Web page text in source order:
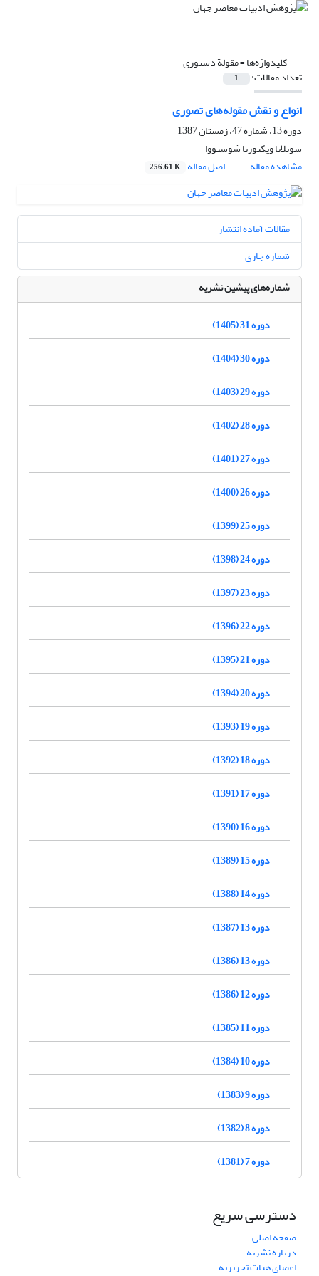
کلیدواژه‌ها =مقولة دستوری
تعداد مقالات: 1
انواع و نقش مقوله‌های تصوری
دوره 13، شماره 47، زمستان 1387
سوتلانا ویکتورنا شوستووا
مشاهده مقاله
اصل مقاله 256.61 K
مقالات آماده انتشار
شماره جاری
شماره‌های پیشین نشریه
دوره 31 (1405)
دوره 30 (1404)
دوره 29 (1403)
دوره 28 (1402)
دوره 27 (1401)
دوره 26 (1400)
دوره 25 (1399)
دوره 24 (1398)
دوره 23 (1397)
دوره 22 (1396)
دوره 21 (1395)
دوره 20 (1394)
دوره 19 (1393)
دوره 18 (1392)
دوره 17 (1391)
دوره 16 (1390)
دوره 15 (1389)
دوره 14 (1388)
دوره 13 (1387)
دوره 13 (1386)
دوره 12 (1386)
دوره 11 (1385)
دوره 10 (1384)
دوره 9 (1383)
دوره 8 (1382)
دوره 7 (1381)
دسترسی سریع
صفحه اصلی
درباره نشریه
اعضای هیات تحریریه